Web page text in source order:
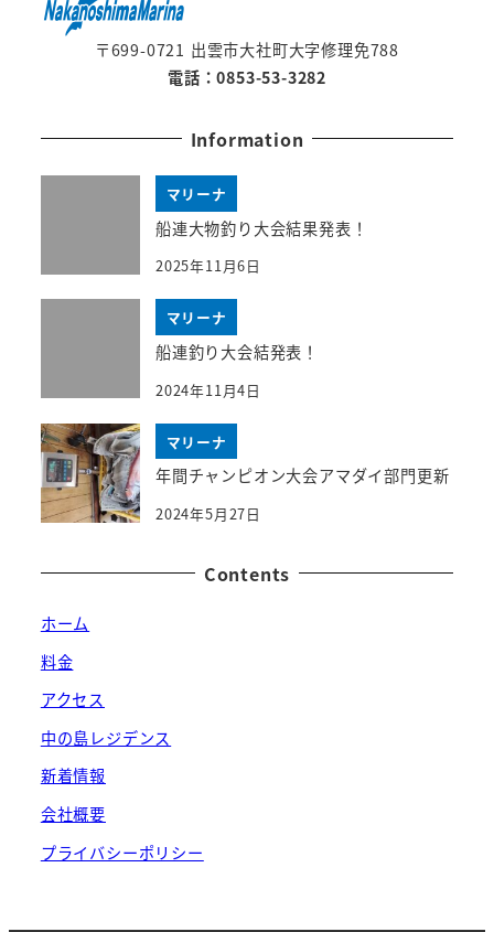
〒699-0721 出雲市大社町大字修理免788
電話：0853-53-3282
Information
マリーナ
船連大物釣り大会結果発表！
2025年11月6日
マリーナ
船連釣り大会結発表！
2024年11月4日
マリーナ
年間チャンピオン大会アマダイ部門更新
2024年5月27日
Contents
ホーム
料金
アクセス
中の島レジデンス
新着情報
会社概要
プライバシーポリシー